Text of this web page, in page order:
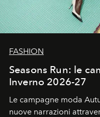
FASHION
Seasons Run: le
Inverno 2026-27
Le campagne moda
nuove narrazioni